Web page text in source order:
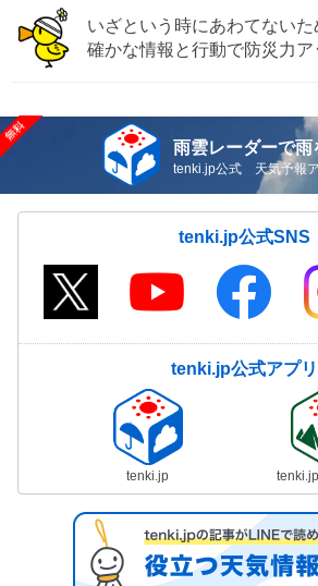
いざという時にあわてないた
確かな情報と行動で防災力ア
雨雲レーダーで雨
tenki.jp公式 天気予報
tenki.jp公式SNS
tenki.jp公式アプリ
tenki.jp